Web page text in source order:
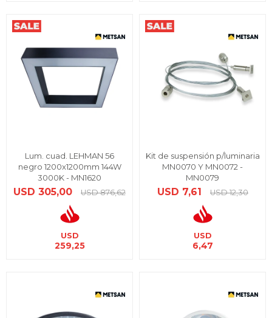
Lum. cuad. LEHMAN 56
negro 1200x1200mm 144W
3000K - MN1620
USD 305,00 USD 876,62
USD
259,25
Kit de suspensión p/luminaria
MN0070 Y MN0072 -
MN0079
USD 7,61 USD 12,30
USD
6,47